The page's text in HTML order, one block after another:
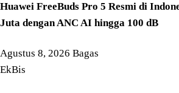
Huawei FreeBuds Pro 5 Resmi di
Juta dengan ANC AI hingga 100 dB
Agustus 8, 2026 Bagas
EkBis